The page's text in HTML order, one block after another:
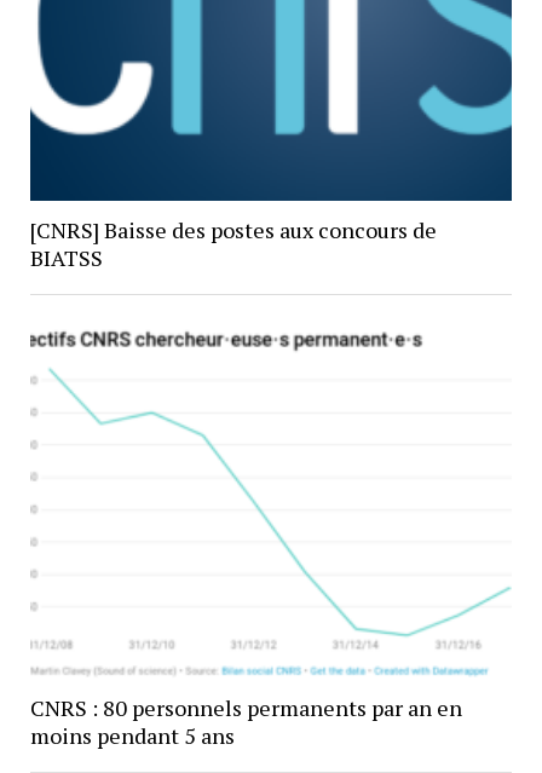
[CNRS] Baisse des postes aux concours de
BIATSS
CNRS : 80 personnels permanents par an en
moins pendant 5 ans